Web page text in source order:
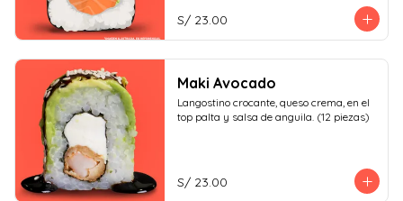
S/ 23.00
Maki Avocado
Langostino crocante, queso crema, en el
top palta y salsa de anguila. (12 piezas)
S/ 23.00